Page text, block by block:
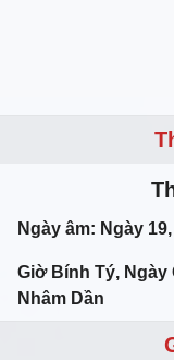
Ngày âm: Ngày
Giờ Bính Tý, Ngày
Nhâm Dần